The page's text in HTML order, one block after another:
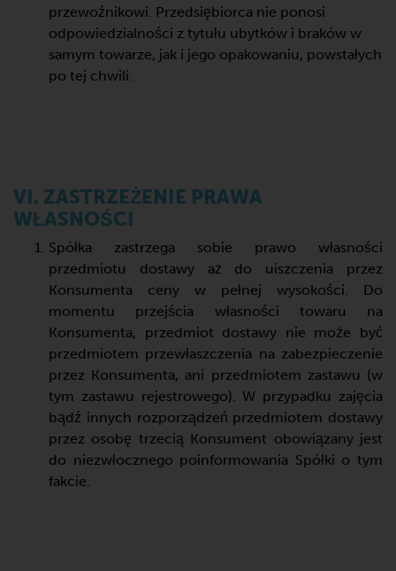
przewoźnikowi. Przedsiębiorca nie ponosi
odpowiedzialności z tytułu ubytków i braków w
samym towarze, jak i jego opakowaniu, powstałych
po tej chwili.
VI. ZASTRZEŻENIE PRAWA
WŁASNOŚCI
Spółka zastrzega sobie prawo własności
przedmiotu dostawy aż do uiszczenia przez
Konsumenta ceny w pełnej wysokości. Do
momentu przejścia własności towaru na
Konsumenta, przedmiot dostawy nie może być
przedmiotem przewłaszczenia na zabezpieczenie
przez Konsumenta, ani przedmiotem zastawu (w
tym zastawu rejestrowego). W przypadku zajęcia
bądź innych rozporządzeń przedmiotem dostawy
przez osobę trzecią Konsument obowiązany jest
do niezwłocznego poinformowania Spółki o tym
fakcie.